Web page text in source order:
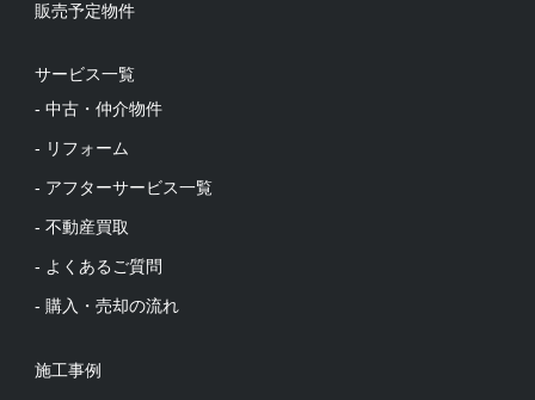
販売予定物件
サービス一覧
- 中古・仲介物件
- リフォーム
- アフターサービス一覧
- 不動産買取
- よくあるご質問
- 購入・売却の流れ
施工事例